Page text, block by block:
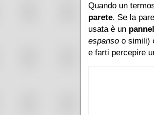
Quando un
parete. Se la
usata è un
espanso o simili)
e farti percepire